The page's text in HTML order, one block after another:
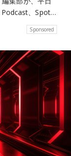
Podcast、Spot…
Sponsored